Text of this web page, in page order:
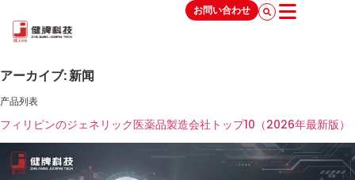
お問い合わせ
アーカイブ:新闻
产品列表
フィリピンのジェネリック医薬品製造会社トップ10（2026年最新版）